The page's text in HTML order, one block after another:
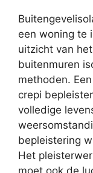
een woning te
uitzicht van
buitenmuren
methoden.
crepi
volledige
bepleistering
Het